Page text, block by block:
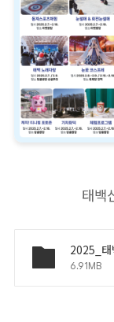
태백
2025_
6.91MB